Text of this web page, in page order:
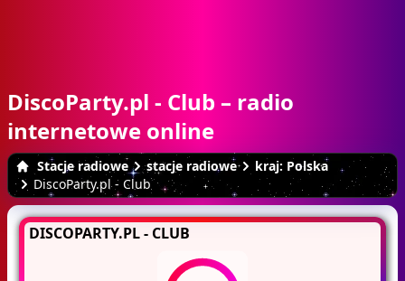
DiscoParty.pl - Club – radio
internetowe online
Stacje radiowe stacje radiowe
kraj: Polska
DiscoParty.pl - Club
DISCOPARTY.PL - CLUB